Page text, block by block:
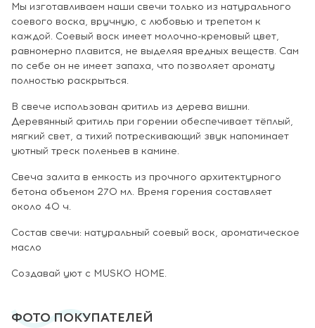
Мы изготавливаем наши свечи только из натурального
соевого воска, вручную, с любовью и трепетом к
каждой. Соевый воск имеет молочно-кремовый цвет,
равномерно плавится, не выделяя вредных веществ. Сам
по себе он не имеет запаха, что позволяет аромату
полностью раскрыться.
В свече использован фитиль из дерева вишни.
Деревянный фитиль при горении обеспечивает тёплый,
мягкий свет, а тихий потрескивающий звук напоминает
уютный треск поленьев в камине.
Свеча залита в емкость из прочного архитектурного
бетона объемом 270 мл. Время горения составляет
около 40 ч.
Состав свечи: натуральный соевый воск, ароматическое
масло
Создавай уют с MUSKO HOME.
ФОТО ПОКУПАТЕЛЕЙ